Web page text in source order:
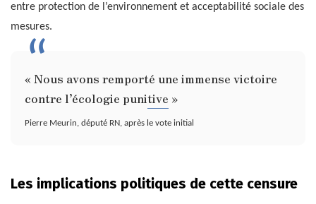
entre protection de l’environnement et acceptabilité sociale des
mesures.
« Nous avons remporté une immense victoire
contre l’écologie punitive »
Pierre Meurin, député RN, après le vote initial
Les implications politiques de cette censure